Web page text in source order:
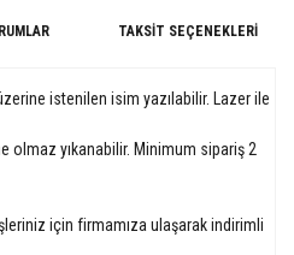
TAKSIT SEÇENEKLERI
istenilen isim yazılabilir. Lazer ile
olmaz yıkanabilir. Minimum sipariş 2
için firmamıza ulaşarak indirimli